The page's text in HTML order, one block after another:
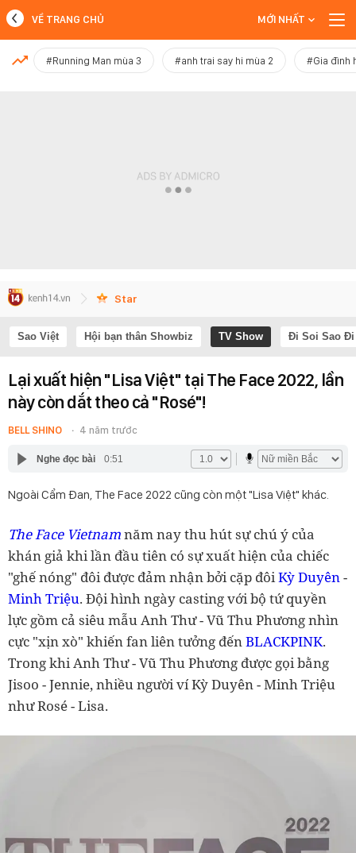
MỚI NHẤT
VỀ TRANG CHỦ MỚI NHẤT
#Running Man mùa 3 #anh trai say hi mùa 2 #Gia đình
Star
Sao Việt Hội bạn thân Showbiz TV Show Đi Soi Sao Đi
Lại xuất hiện "Lisa Việt" tại The Face 2022, lần
này còn dắt theo cả "Rosé"!
BELL SHINO 4 năm trước
Nghe đọc bài 0:51
Ngoài Cẩm Đan, The Face 2022 cũng còn một "Lisa Việt" khác.
The Face Vietnamnăm nay thu hút sự chú ý của
khán giả khi lần đầu tiên có sự xuất hiện của chiếc
"ghế nóng" đôi được đảm nhận bởi cặp đôiKỳ Duyên-
Minh Triệu. Đội hình ngày casting với bộ tứ quyền
lực gồm cả siêu mẫu Anh Thư - Vũ Thu Phương nhìn
cực "xịn xò" khiến fan liên tưởng đếnBLACKPINK.
Trong khi Anh Thư - Vũ Thu Phương được gọi bằng
Jisoo - Jennie, nhiều người ví Kỳ Duyên - Minh Triệu
như Rosé - Lisa.